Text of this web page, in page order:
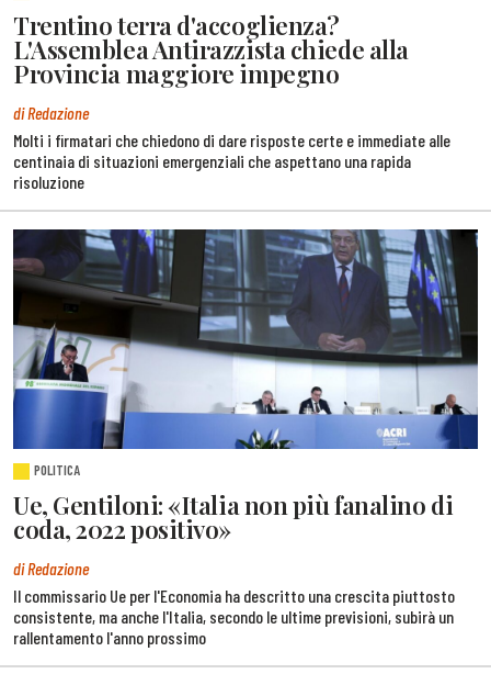
Trentino terra d'accoglienza?
L'Assemblea Antirazzista chiede alla
Provincia maggiore impegno
di Redazione
Molti i firmatari che chiedono di dare risposte certe e immediate alle
centinaia di situazioni emergenziali che aspettano una rapida
risoluzione
POLITICA
Ue, Gentiloni: «Italia non più fanalino di
coda, 2022 positivo»
di Redazione
Il commissario Ue per l'Economia ha descritto una crescita piuttosto
consistente, ma anche l'Italia, secondo le ultime previsioni, subirà un
rallentamento l'anno prossimo